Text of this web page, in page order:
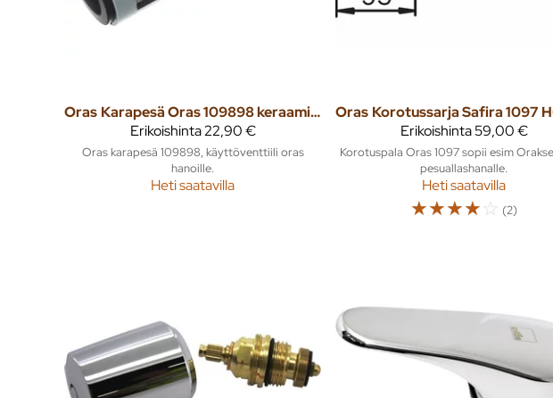
Oras
Karapesä Oras 109898 keraaminen -92
Erikoishinta22,90 €
Oras karapesä 109898, käyttöventtiili oras
hanoille.
Heti saatavilla
Oras
Erikoishinta59,00 €
Korotuspala Oras 1097 sopii esim
pesuallashanalle.
Heti saatavilla
☆☆☆☆☆ (2)